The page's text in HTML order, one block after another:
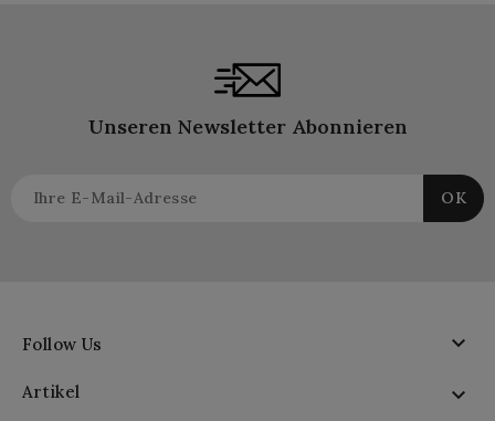
Unseren Newsletter Abonnieren
Follow Us 
Artikel 